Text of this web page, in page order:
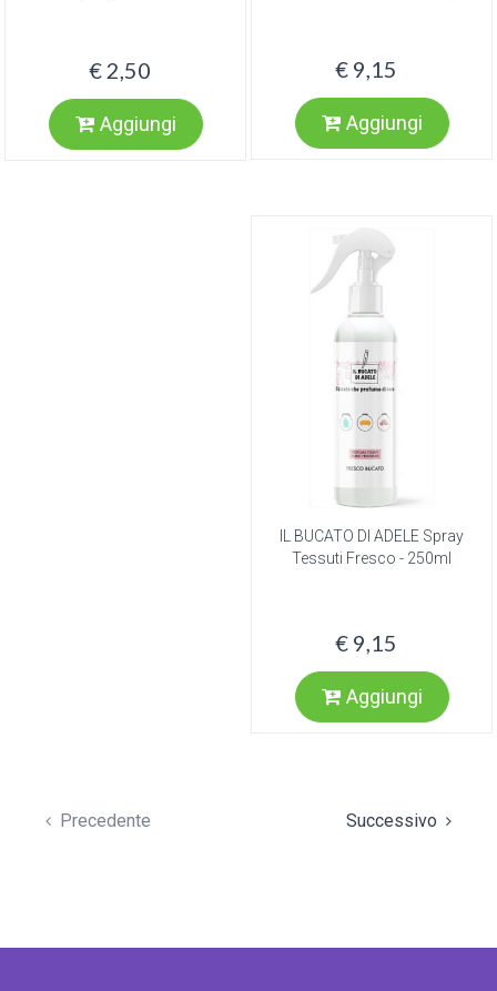
€ 2,50
Aggiungi
€ 9,15
Aggiungi
IL BUCATO DI ADELE Spray
Tessuti Fresco - 250ml
€ 9,15
Aggiungi
Precedente Successivo